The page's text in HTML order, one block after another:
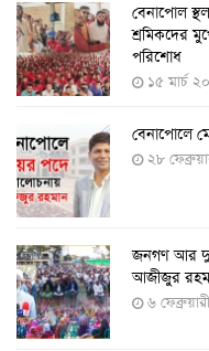
করোনায় ৫
২৭ জুলাই
দেশে
২১ জুলাই
করোনায়
১৮ জুলাই
বেনাপোল
শ্রমিকদের
পরিশোধ
১৫ মার্চ
বেনাপোলে
২৮
জনগণ আর
আজীজুর
৬